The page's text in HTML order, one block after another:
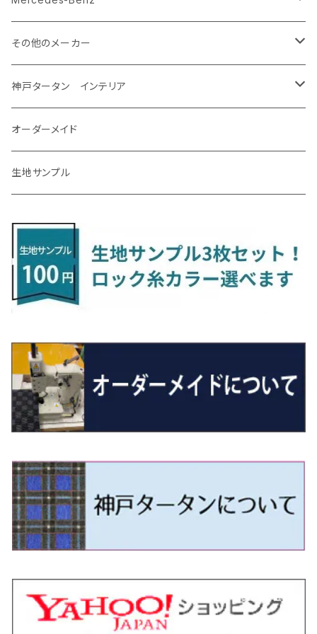
H31/4～R7/12 50系
H24/6～H29/12 10系
アクア
H23/12～R3/7 NHP10
R3/7～ MXPK系
アベンシス
H23/9～H30/4 270系
アリオン
H23/10～R3/3 260系
アルファード/ヴェルファイアＨＶ
H27/1～R5/6 30系
R5/6～ 40系
H24/4～29/10 20系
ヴィッツ
H22/12～R2/3 130系
ヴォクシー
H26/1～R4/1 80系
R4/1～ 90系
エスクァイア
H26/10～R3/12 80系
エスティマ
H18/1～H24/5（前期）
H24/5～R1/10（後期）
エスティマ・ハイブリッド
H18/6～H24/5（前期）
H24/5～R1/10（後期）
オーリス
H24/8～H30/3 180系
カムリ
H24/5～ 160系
カローラ・クロス
R6/5～ 6人乗 TAWH15W
H18/9～H29/10
ＬＳ６００ｈ
H19/5～H29/10
ＬＳ５００/ＬＳ５００ｈ
H29/10～
ＬＸ
H27/9～R3/10 URJ201W
ＮＸ
R3/11～ 20系
H26/10～
ＲＸ
H27/10～R4/7 20系5人乗
H29/12～R4/7 20系7人乗
R4/11～ 10系
ＵＸ
H30/11～
R4/7～ T33
H22/8～R8/7 E52
R8/7～ E53
オーラ
R3/8～ E13
ＮＶ３５０キャラバン
H24/6～ E26 3人乗
H24/6～ E26 5・6人乗
キューブ
H14/10～R2/3 Z11・Z12
キックス
R2/6~R8/6 15系(e-POWER)
R8/6～ 16系
H11/6～H16/10 Y34
サクラ
R4/5～ B6AW
シーマ
H13/1～R4/8 F50・Y51
シルビア
H3/1～H11/1 S13・S14
H11/1～H14/11 S15
シルフィ
H24/12～R3/10 TB17
ジューク
H22/6～R2/6 F15
スカイライン
H13/6～H18/11 V35
H26/2～ V37
スカイライン・クロスオーバー
H11/6～H16/10 Y34
セレナ
R4/9～ GU系
サンバーバン/ディアス
H11/2～H24/2 TV系
H24/4～R4/1 S3系
サンバートラック
H24/2～H26/9 S200系
H26/9～ S500系
シフォン
H28/12～R1/7 LA600/610
ジャスティ
H23/5～ LA100系
ソルテラ
R4/5~ XEAM10X・YEAM15X
ディアスワゴン
H21/9～R2/4 S300系
トレジア
H22/11～H28/3 120系
フォレスター
H14/2～ SG/SH/SJ/SK系
プレオ
H22/4～H30/3 L275/285
プレオプラス
H24/12～H29/5 LA300/310
レヴォーグ
H15/6～R2/8 BN/BM/BL系
レガシィアウトバック
R1/9～ DJ系
ＭＡＺＤＡ３
R1/5～ BP系
ＭＡＺＤＡ６
R1/8～ GJ系
ＭＸ－３０
R2/10～ DREJ3P
アクセラ/アクセラ・スポーツ
H24/11～R1/8 GJ系
キャロル
H27/1～ HB36/37/97S
キャロルエコ
H24/11～H27/1 HB35S
スクラム
H17/9～ DG64/DG17
スクラムトラック
H25/9～ DG16T
デミオ
H19/7～R1/7 DE/DJ系
ビアンテ
H20/7～30/3 CC系
ファミリア バン
H30/6～ 160系
H24/10～ MJ系
フレアクロスオーバー
R2/9～ S403/413V
グランマックストラック
R2/9～ S403/413P
コペン
H14/6～ L880/LA400K
タフト
R2/6～ LA900/910S
タント
R1/7～ LA650/660
H28/11～ M900系
ハイゼット・キャディー
H28/6～R3/9 LA700V
ハイゼット・カーゴ
H16/12～ S300/S700系
ハイゼット・トラック
H11/1～ S200/S500系
ブーン
H28/4～R5/12 M700系
ミラ
H18/12～ L275/285
ミラ・イース
H23/9～ LA300系
ミラ・ココア
H30/6～ LA550/560S
ムーヴ
R3/12～ HA37/97S
H20/11～ HE22/33S
アルトラパンLC
R4/6～ HE33S
イグニス
H28/2～ FF21S
エスクード
H17/5～H27/10 TA/TD系
エブリィ
H13/9～ DA系
クロスビー(XBEE)
H29/12～R7/10 MN71S
ジムニー
H3/6～ JA/JB系
ジムニーノマド
R7/4～ JC74W
ジムニーワイド/ジムニーシエラ
H10/1～H14/1 JB33/43W
H14/1～ JB43/74W
スイフト/スイフトスポーツ
H22/9～ スイフト
H23/12～
スペーシア/スペーシアカスタム/スペーシアギア
H25/3～R5/11
R5/11～ MK54S・MK94S
スペーシアベース
H23/1～H27/8 MA15S
ハスラー
H26/2～ B11A/B30系
ｅｋワゴン
H25/6～ B11W/B30系
ｅｋカスタム/ｅｋクロス
H25/6～H31/3 ｅｋカスタム
H31/3～ ｅｋクロス
ekクロスEV
R4/6～ B5AW
アイミーブ
H24/10～R2/12 GF系
アウトランダーＰＨＥＶ
H25/1～ GG/GN系 5人乗
エクリプスクロス/エクリプスクロスPHEV
H30/3～ GK/GL系
タウンボックス
H26/2～ DS17/64W
ディグニティ
H24/7～H29/1 BHGY51
デリカＤ：２
H23/3～ MB系
デリカＤ：３
H23/10～H31/4 BM20 7人乗
デリカＤ：５
R5/5～ B30系/BA系
パジェロ
H30/8～R4/12 RW1/2・RT5/6 5人乗り
H22/2～29/1 ZF1・ZF2
NBOX/NBOXカスタム
H23/12～H29/9 JF1/2
H29/9～R5/10 JF3/4
NBOXプラス/NBOXプラスカスタム
H24/7～H29/8 JF1/2
NBOXスラッシュ
H26/12～R2/2 JF1/2
NBOXジョイ
H24/11～R2/3 JG1・JG2
R2/11～ JG3・JG4
N-ONE e:
R7/9~ JG5
N-VAN
H30/7～ JJ1・JJ2
N-VAN e:
R6/10~ JJ3
N‐WGN/N‐WGNカスタム
H25/11～ JH1・JH2・JH3・JH4
S660
H27/4～R3/12 JW5
WR-V
R6/3～ DG5
ZR-V
H11/6～H30/7 バン HH5・HH6
アコード・アコードハイブリッド
H24/10～R3/3 AA系
アルテオン
H29/10～ ３HD系
ゴルフ
H25/4～R3/4 AU系
R3/6～ CDD系
H16/4～28/1 １T系 トゥラン
シャラン
H23/2～ 7N系
Tクロス
R2/7～ A1D系
ティグアン
H20/9～H29/1 5NC系
トゥアレグ
H15/9～H30/4 7L/7P系
パサート
H23/5～H27/7 3CCAX
H27/7～ 3CC/3CD系
ザ・ビートル
H24/4～R3/4 16C系
ポロ
H21/10～H30/3 6RC系
H30/3～ AW系
Ａクラス
H24/11～30/10
H30/10～
Ｂクラス
H24/4～R1/6
Ｃクラス
H26/7～R4/2
ＣＬＡクラス
H27/6～R1/8
ＣＬＳクラス
H30/6～
Ｅクラス
H28/7～
ＧＬＡクラス
H26/5～R2/6
ＧＬＥクラス
R1/6～
Ｓクラス
H25/10～R3/10
Ｖクラス
H27/4～
その他のメーカー
MINI
MINIクロスオーバー
神戸タータン インテリア
ラグマット
ラグマットセカンド（L）
ラグマットミニ（S）
オーダーメイド
生地サンプル